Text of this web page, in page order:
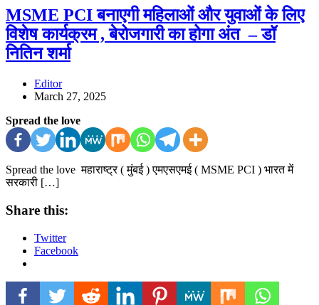
MSME PCI बनाएगी महिलाओं और युवाओं के लिए
विशेष कार्यक्रम , बेरोजगारी का होगा अंत – डॉ
नितिन शर्मा
Editor
March 27, 2025
Spread the love
Spread the love महाराष्ट्र ( मुंबई ) एमएसएमई ( MSME PCI ) भारत में
सरकारी […]
Share this:
Twitter
Facebook